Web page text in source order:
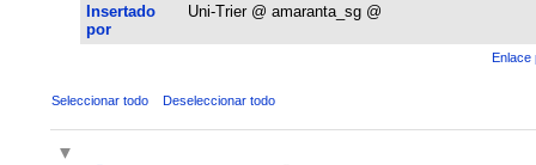
Insertado
por
Uni-Trier @ amaranta_sg @
Enlace
Seleccionar todo Deseleccionar todo